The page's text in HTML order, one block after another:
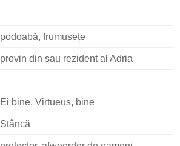
podoabă, frumusețe
provin din sau rezident al Adria
Ei bine, Virtueus, bine
Stâncă